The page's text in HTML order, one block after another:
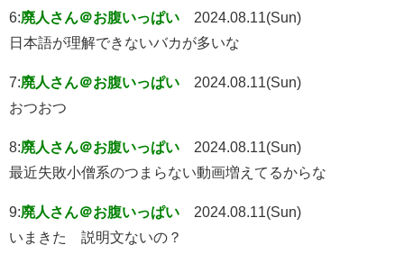
6:廃人さん＠お腹いっぱい
2024.08.11(Sun)
日本語が理解できないバカが多いな
7:廃人さん＠お腹いっぱい
2024.08.11(Sun)
おつおつ
8:廃人さん＠お腹いっぱい
2024.08.11(Sun)
最近失敗小僧系のつまらない動画増えてるからな
9:廃人さん＠お腹いっぱい
2024.08.11(Sun)
いまきた 説明文ないの？